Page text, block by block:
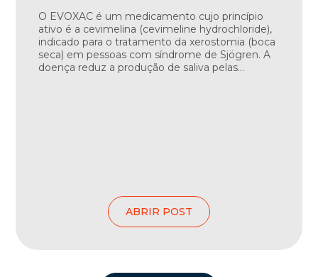
O EVOXAC é um medicamento cujo princípio
ativo é a cevimelina (cevimeline hydrochloride),
indicado para o tratamento da xerostomia (boca
seca) em pessoas com síndrome de Sjögren. A
doença reduz a produção de saliva pelas...
ABRIR POST